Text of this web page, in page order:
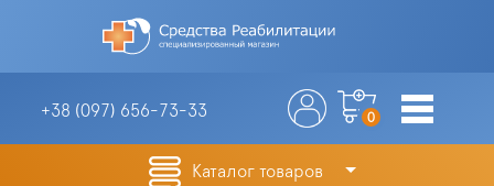
+38 (097) 656-73-33 0
Каталог товаров